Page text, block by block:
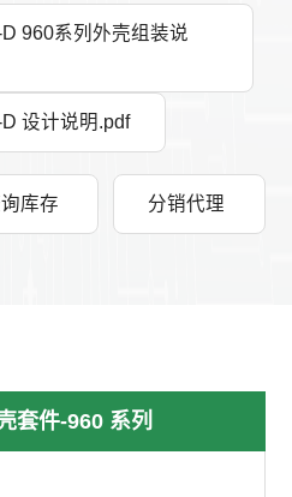
960系列外壳组装说
设计说明.pdf
库存 分销代理
套件-960 系列